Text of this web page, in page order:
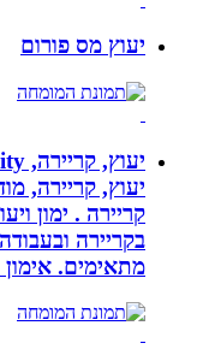
יעוץ מס פורום
יעוץ, קריירה, mcity
יעוץ, קריירה,
קריירה . ימון ויעוץ
בקריירה ובעבודה,
מתאימים. אימון